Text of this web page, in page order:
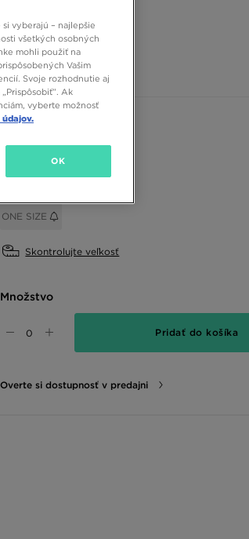
16,00 €
Dostupné farby
Vybrať veľkosť
ONE SIZE
Skontrolujte veľkosť
Množstvo
Pridať do košíka
Overte si dostupnosť v predajni
vyberajú – najlepšie
všetkých osobných
mohli použiť na
Vašim
Svoje rozhodnutie aj
Ak
vyberte možnosť
OK